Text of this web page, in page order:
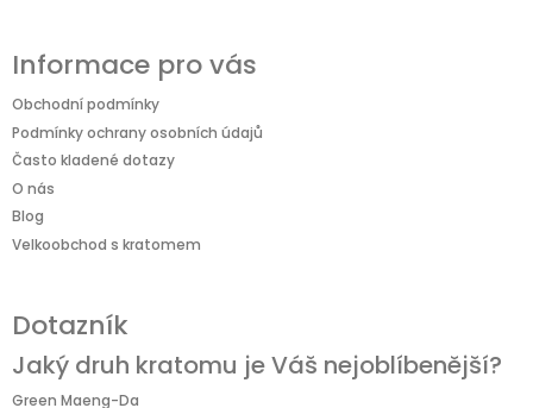
Informace pro vás
Obchodní podmínky
Podmínky ochrany osobních údajů
Často kladené dotazy
O nás
Blog
Velkoobchod s kratomem
Dotazník
Jaký druh kratomu je Váš nejoblíbenější?
Green Maeng-Da